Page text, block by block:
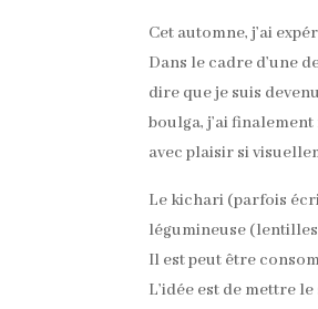
Cet automne, j’ai
Dans le cadre d’une
dire que je suis
boulga, j’ai
avec plaisir si
Le kichari (parfois
légumineuse
Il est peut être
L’idée est de mettre le